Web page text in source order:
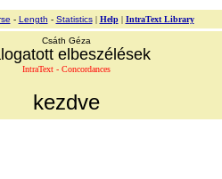
- Length - Statistics| Help| IntraText Library
Csáth Géza
elbeszélések
IntraText - Concordances
kezdve